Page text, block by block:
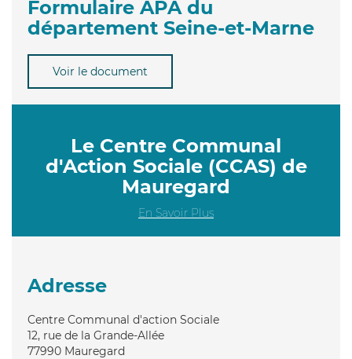
Formulaire APA du
département Seine-et-Marne
Voir le document
Le Centre Communal
d'Action Sociale (CCAS) de
Mauregard
En Savoir Plus
Adresse
Centre Communal d'action Sociale
12, rue de la Grande-Allée
77990 Mauregard